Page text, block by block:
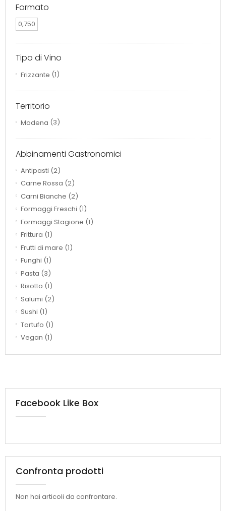
Formato
0,750
Tipo di Vino
Frizzante (1)
Territorio
Modena (3)
Abbinamenti Gastronomici
Antipasti (2)
Carne Rossa (2)
Carni Bianche (2)
Formaggi Freschi (1)
Formaggi Stagione (1)
Frittura (1)
Frutti di mare (1)
Funghi (1)
Pasta (3)
Risotto (1)
Salumi (2)
Sushi (1)
Tartufo (1)
Vegan (1)
Facebook Like Box
Confronta prodotti
Non hai articoli da confrontare.